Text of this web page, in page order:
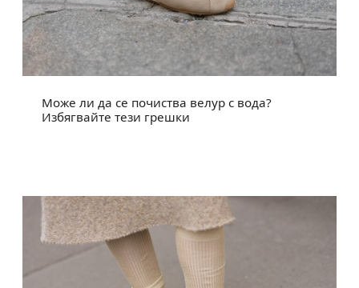
Може ли да се почиства велур с вода?
Избягвайте тези грешки